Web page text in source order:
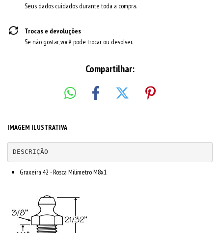
Seus dados cuidados durante toda a compra.
Trocas e devoluções
Se não gostar, você pode trocar ou devolver.
Compartilhar:
IMAGEM ILUSTRATIVA
DESCRIÇÃO
Graxeira 42 - Rosca Milimetro M8x1